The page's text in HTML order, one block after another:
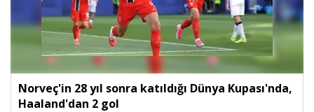
Norveç'in 28 yıl sonra katıldığı Dünya Kupası'nda,
Haaland'dan 2 gol